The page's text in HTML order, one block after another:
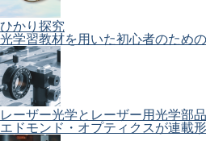
ひかり探究
光学習教材を用いた初心者のため
レーザー光学とレーザー用光学部
エドモンド・オプティクスが連載